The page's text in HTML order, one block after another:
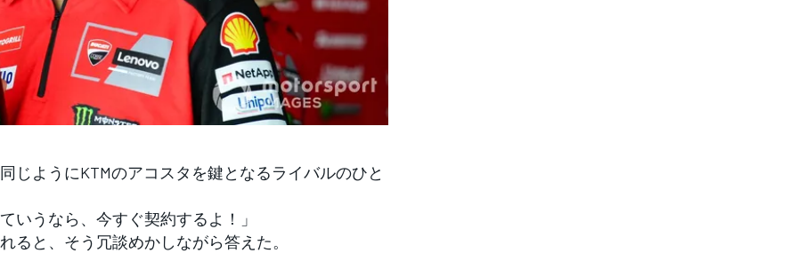
ようにKTMのアコスタを鍵となるライバルのひと
いうなら、今すぐ契約するよ！」
と、そう冗談めかしながら答えた。